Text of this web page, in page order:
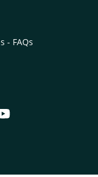
- FAQs
us on LinkedIn -
Follow us on
page Follow us on
Go to page Follow
us on Bluesky -
Contact us - CIRAD